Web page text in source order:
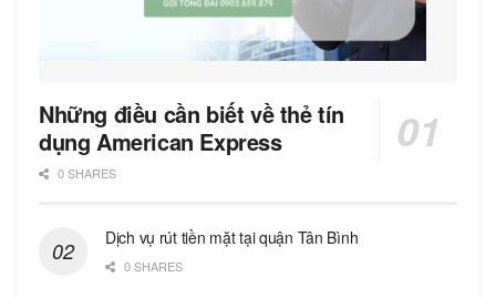
Những điều cần biết về thẻ tín
dụng American Express
0 SHARES
Dịch vụ rút tiền mặt tại quận Tân Bình
0 SHARES